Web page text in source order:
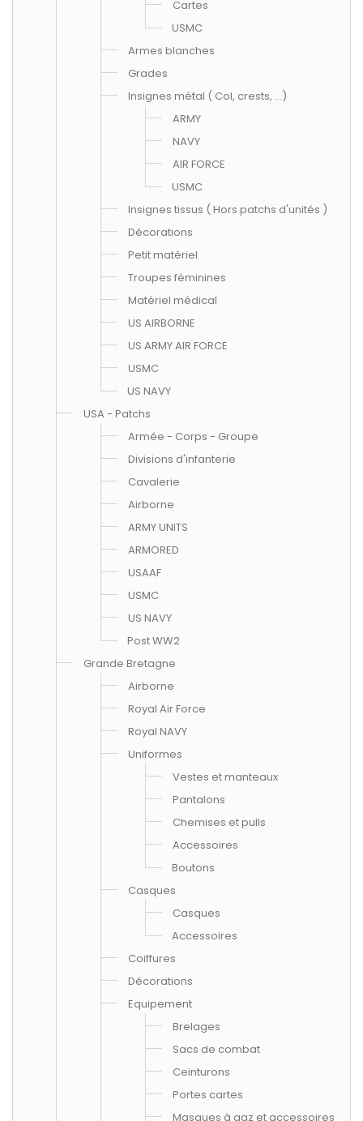
Cartes
USMC
Armes blanches
Grades
Insignes métal ( Col, crests, ...)
ARMY
NAVY
AIR FORCE
USMC
Insignes tissus ( Hors patchs d'unités )
Décorations
Petit matériel
Troupes féminines
Matériel médical
US AIRBORNE
US ARMY AIR FORCE
USMC
US NAVY
USA - Patchs
Armée - Corps - Groupe
Divisions d'infanterie
Cavalerie
Airborne
ARMY UNITS
ARMORED
USAAF
USMC
US NAVY
Post WW2
Grande Bretagne
Airborne
Royal Air Force
Royal NAVY
Uniformes
Vestes et manteaux
Pantalons
Chemises et pulls
Accessoires
Boutons
Casques
Casques
Accessoires
Coiffures
Décorations
Equipement
Brelages
Sacs de combat
Ceinturons
Portes cartes
Masques à gaz et accessoires